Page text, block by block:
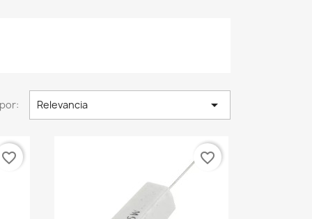
Relevancia 
favorite_border favorite_border